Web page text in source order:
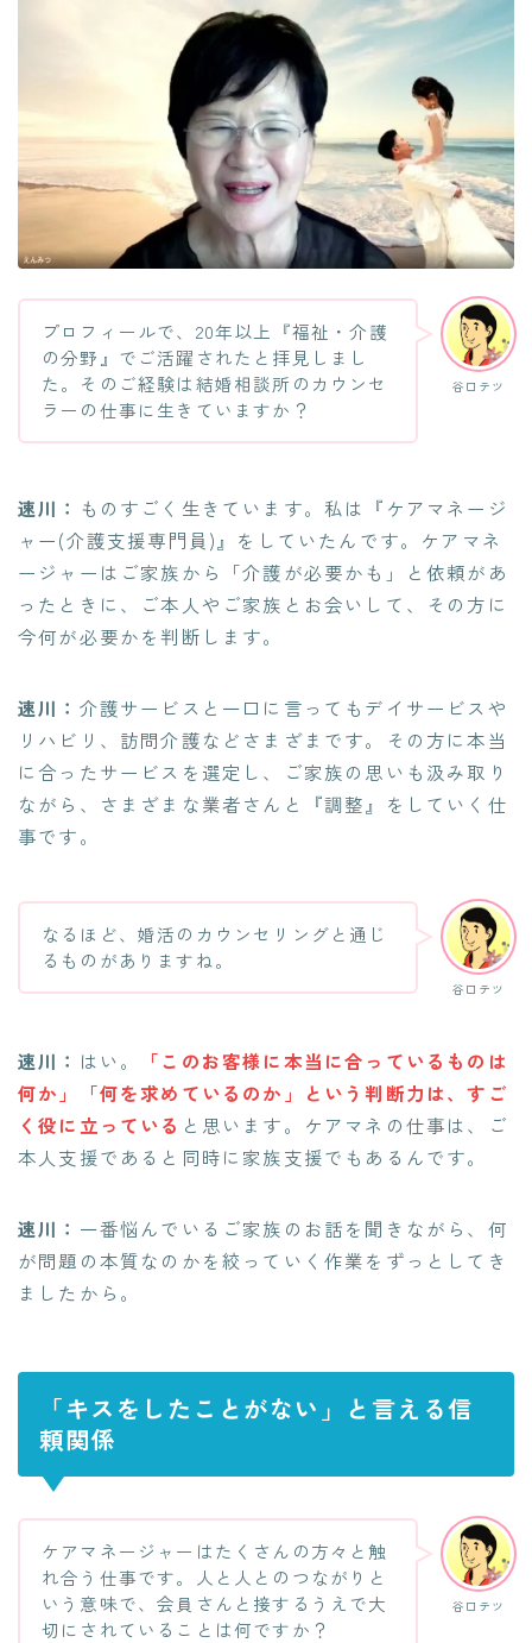
谷口テツ
プロフィールで、20年以上『福祉・介護
の分野』でご活躍されたと拝見しまし
た。そのご経験は結婚相談所のカウンセ
ラーの仕事に生きていますか？
速川： ものすごく生きています。私は『ケアマネージ
ャー(介護支援専門員)』をしていたんです。ケアマネ
ージャーはご家族から「介護が必要かも」と依頼があ
ったときに、ご本人やご家族とお会いして、その方に
今何が必要かを判断します。
速川： 介護サービスと一口に言ってもデイサービスや
リハビリ、訪問介護などさまざまです。その方に本当
に合ったサービスを選定し、ご家族の思いも汲み取り
ながら、さまざまな業者さんと『調整』をしていく仕
事です。
谷口テツ
なるほど、婚活のカウンセリングと通じ
るものがありますね。
速川： はい。
「このお客様に本当に合っているものは
何か」「何を求めているのか」という判断力は、すご
く役に立っている と思います。ケアマネの仕事は、ご
本人支援であると同時に家族支援でもあるんです。
速川： 一番悩んでいるご家族のお話を聞きながら、何
が問題の本質なのかを絞っていく作業をずっとしてき
ましたから。
「キスをしたことがない」と言える信
頼関係
谷口テツ
ケアマネージャーはたくさんの方々と触
れ合う仕事です。人と人とのつながりと
いう意味で、会員さんと接するうえで大
切にされていることは何ですか？